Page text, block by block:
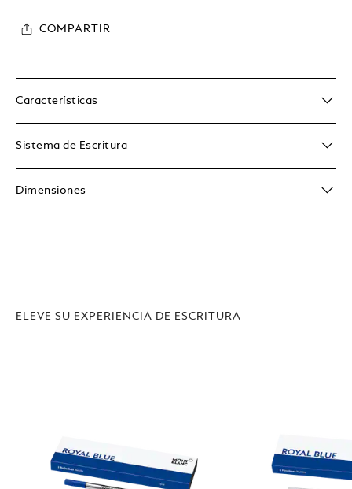
COMPARTIR
Características
Sistema de Escritura
Dimensiones
ELEVE SU EXPERIENCIA DE ESCRITURA